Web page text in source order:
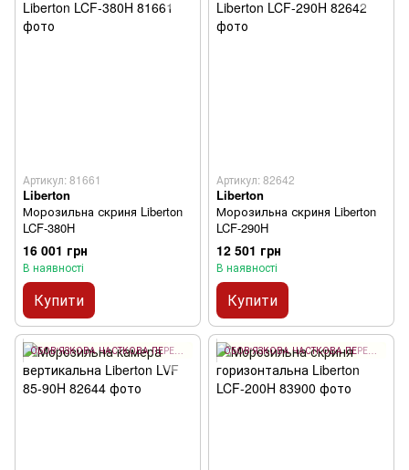
Артикул: 81661
Liberton
Морозильна скриня Liberton
LCF-380H
16 001 грн
В наявності
Купити
Артикул: 82642
Liberton
Морозильна скриня Liberton
LCF-290H
12 501 грн
В наявності
Купити
ОБОВ'ЯЗКОВА ЧАСТКОВА ПЕРЕДОПЛАТА 10% ОБОВ'ЯЗКОВА ЧАСТКОВА ПЕРЕДОПЛАТА 10%